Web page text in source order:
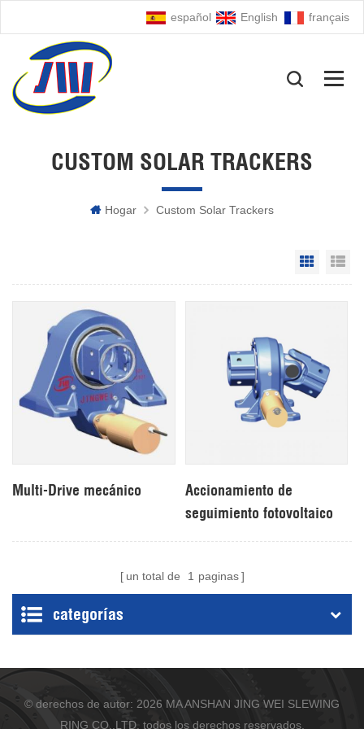
español English français
CUSTOM SOLAR TRACKERS
Hogar Custom Solar Trackers
Grid
Multi-Drive mecánico
Accionamiento de
seguimiento fotovoltaico
un total de 1 paginas
categorías
© derechos de autor: 2026 MA ANSHAN JING WEI SLEWING
RING CO.,LTD. todos los derechos reservados.